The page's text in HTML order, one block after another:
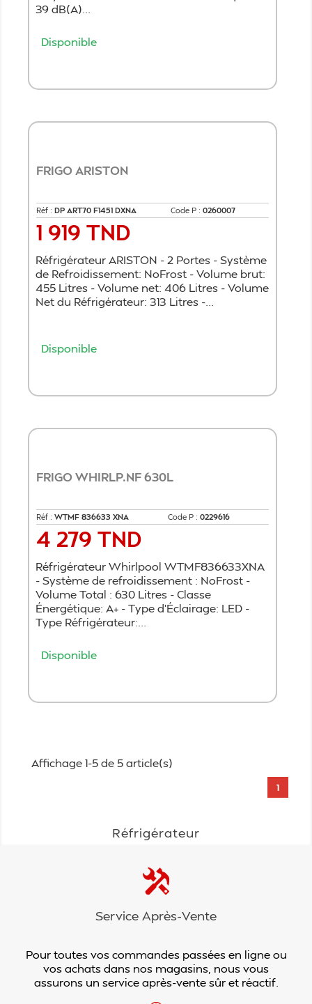
39 dB(A)...
Disponible
FRIGO ARISTON
Réf : DP ART70 F1451 DXNA Code P : 0260007
Prix
1 919 TND
Réfrigérateur ARISTON - 2 Portes - Système
de Refroidissement: NoFrost - Volume brut:
455 Litres - Volume net: 406 Litres - Volume
Net du Réfrigérateur: 313 Litres -...
Disponible
FRIGO WHIRLP.NF 630L
Réf : WTMF 836633 XNA Code P : 0229616
Prix
4 279 TND
Réfrigérateur Whirlpool WTMF836633XNA
- Système de refroidissement : NoFrost -
Volume Total : 630 Litres - Classe
Énergétique: A+ - Type d'Éclairage: LED -
Type Réfrigérateur:...
Disponible
Affichage 1-5 de 5 article(s)
1
Réfrigérateur
Service Après-Vente
Pour toutes vos commandes passées en ligne ou
vos achats dans nos magasins, nous vous
assurons un service après-vente sûr et réactif.